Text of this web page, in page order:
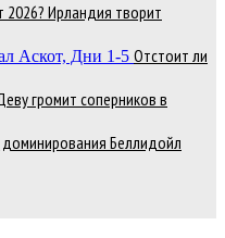
2026? Ирландия творит
Отстоит ли
громит соперников в
Беллидойл